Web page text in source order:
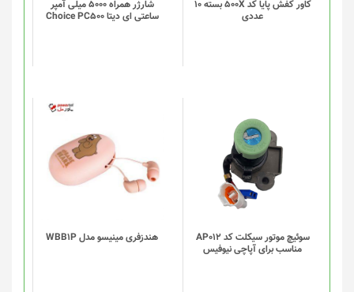
کاور کفش پایا کد 500X بسته 10
عددی
شارژر همراه 5000 میلی آمپر
ساعتی ای دیتا Choice PC500
سوئیچ موتور سیکلت کد AP012
مناسب برای آپاچی نیوفیس
هندزفری مینیسو مدل WBB1P